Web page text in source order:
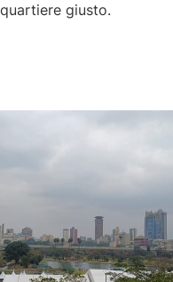
giusto.